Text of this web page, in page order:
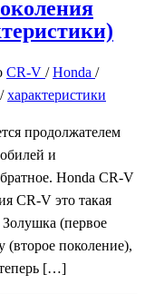
CR-V /Honda /
/характеристики
продолжателем
и
Honda CR-V
CR-V это такая
Золушка (первое
(второе поколение),
[…]